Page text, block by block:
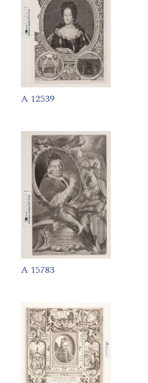
A 12539
A 15783